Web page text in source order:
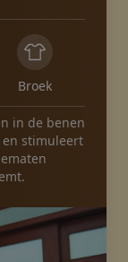
Broek
in de benen
en stimuleert